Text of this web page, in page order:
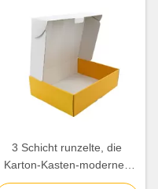
3 Schicht runzelte, die
Karton-Kasten-modernes
Leichtgewichtler Soem/ODM